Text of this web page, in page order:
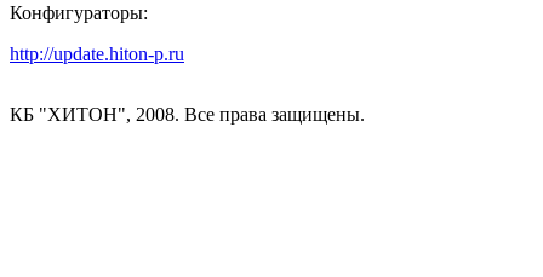
Конфигураторы:
http://update.hiton-p.ru
КБ "ХИТОН", 2008. Все права защищены.